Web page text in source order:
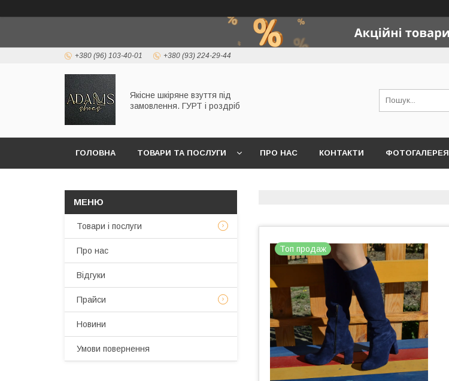
+380 (96) 103-40-01 +380 (93) 224-29-44
Якісне шкіряне взуття під
замовлення. ГУРТ і роздріб
ГОЛОВНА ТОВАРИ ТА ПОСЛУГИ ПРО НАС КОНТАКТИ ФОТОГАЛЕРЕЯ
Топ продаж
Товари і послуги
Про нас
Відгуки
Прайси
Новини
Умови повернення